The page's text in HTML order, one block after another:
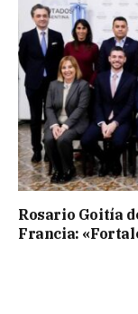
Rosario Goitía
Francia: